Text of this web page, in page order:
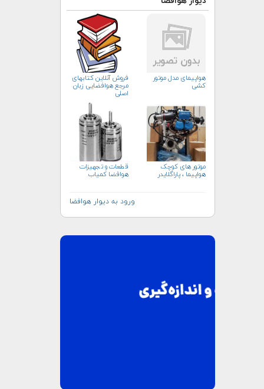
هواپیمای مدل موتور
کشی
فروش آنلاین کتابهای
مرجع هوافضایی زبان
اصلی
موتور های کوچک
هواپیما ، پاراگلایدر
قطعات و تجهیزات
هوافضا کمیاب
ورود به دیوار هوافضا